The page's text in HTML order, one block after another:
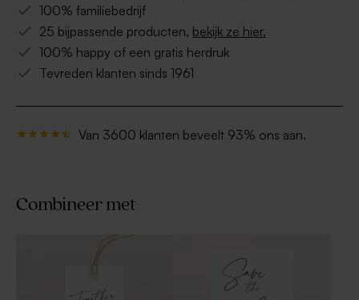
100% familiebedrijf
25 bijpassende producten, bekijk ze hier.
100% happy of een gratis herdruk
Tevreden klanten sinds 1961
Van 3600 klanten beveelt 93% ons aan.
Combineer met